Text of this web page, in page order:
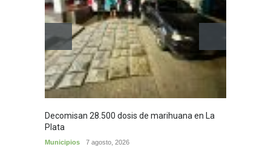
Decomisan 28.500 dosis de marihuana en La
Plata
Municipios 7 agosto, 2026